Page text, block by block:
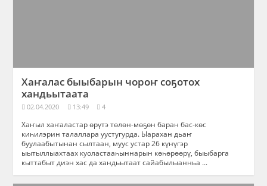
Хаҥалас быыбарын чороҥ соҕотох
хандьытаата
02.04.2020 13:49 4
Хаҥыл хаҥаластар өрүтэ төлөн-мөҕөн баран бас-көс
киһилэрин талаллара уустугурда. Ыарахан дьаҥ
буулаабытынан сылтаан, муус устар 26 күнүгэр
ыытыллыахтаах куоластааһыннарын көһөрөөрү, быыбарга
кыттабыт диэн хас да хандьытаат сайабылыанньа ...